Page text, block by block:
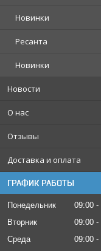
Новинки
Ресанта
Новинки
Новости
О нас
Отзывы
Доставка и оплата
ГРАФИК РАБОТЫ
Понедельник 09:00
Вторник
09:00
Среда
09:00